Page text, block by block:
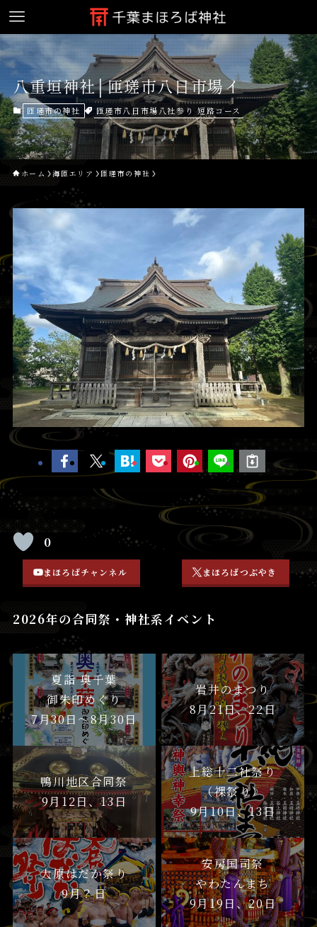
八重垣神社│匝瑳市八日市場イ
匝瑳市の神社 匝瑳市八日市場八社参り 短路コース
ホーム 海匝エリア 匝瑳市の神社
0
まほろばチャンネル まほろばつぶやき
2026年の合同祭・神社系イベント
夏詣 奥千葉
御朱印めぐり
7月30日〜8月30日
岩井のまつり
8月21日、22日
鴨川地区合同祭
9月12日、13日
上総十二社祭り
（裸祭り）
9月10日、13日
大原はだか祭り
9月？日
安房国司祭
やわたんまち
9月19日、20日